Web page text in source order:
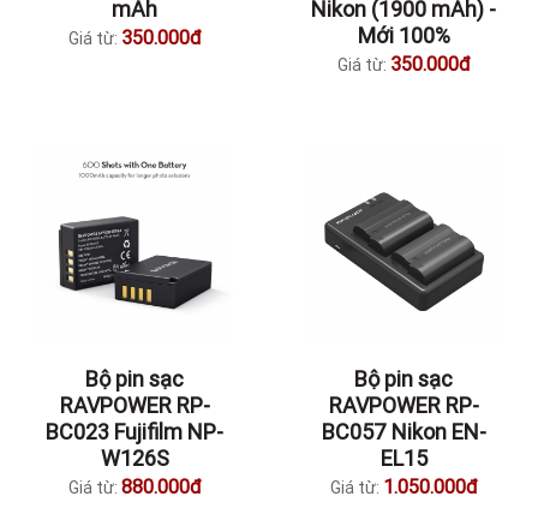
mAh
Giá từ: 350.000đ
Nikon (1900 mAh) -
Mới 100%
Giá từ: 350.000đ
Bộ pin sạc
RAVPOWER RP-
BC023 Fujifilm NP-
W126S
Giá từ: 880.000đ
Bộ pin sạc
RAVPOWER RP-
BC057 Nikon EN-
EL15
Giá từ: 1.050.000đ